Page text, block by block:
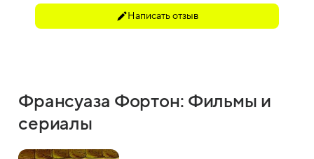
Написать отзыв
Франсуаза Фортон: Фильмы и
сериалы